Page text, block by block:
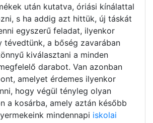
után kutatva, óriási kínálattal
s ha addig azt hittük, új táskát
egyszerű feladat, ilyenkor
tévedtünk, a bőség zavarában
kiválasztani a minden
darabot. Van azonban
amelyet érdemes ilyenkor
hogy végül tényleg olyan
a kosárba, amely aztán később
mindennapi iskolai